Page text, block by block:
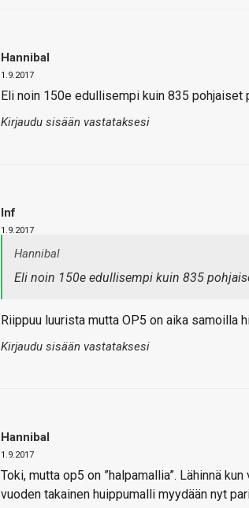
Hannibal
1.9.2017
Eli noin 150e edullisempi kuin 835 pohjaiset
Kirjaudu sisään vastataksesi
Inf
1.9.2017
Hannibal
Eli noin 150e edullisempi kuin 835
Riippuu luurista mutta OP5 on aika samoilla
Kirjaudu sisään vastataksesi
Hannibal
1.9.2017
Toki, mutta op5 on ”halpamallia”. Lähinnä
vuoden takainen huippumalli myydään nyt